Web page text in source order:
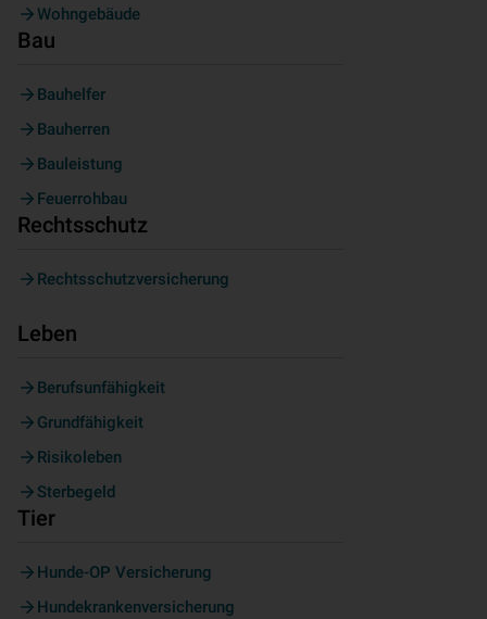
Wohngebäude
Bau
Bauhelfer
Bauherren
Bauleistung
Feuerrohbau
Rechtsschutz
Rechtsschutzversicherung
Leben
Berufsunfähigkeit
Grundfähigkeit
Risikoleben
Sterbegeld
Tier
Hunde-OP Versicherung
Hundekrankenversicherung